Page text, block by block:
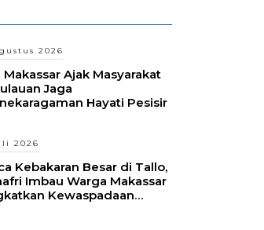
2026
Makassar Ajak Masyarakat
Jaga
Hayati Pesisir
2026
Kebakaran Besar di Tallo,
Imbau Warga Makassar
Kewaspadaan